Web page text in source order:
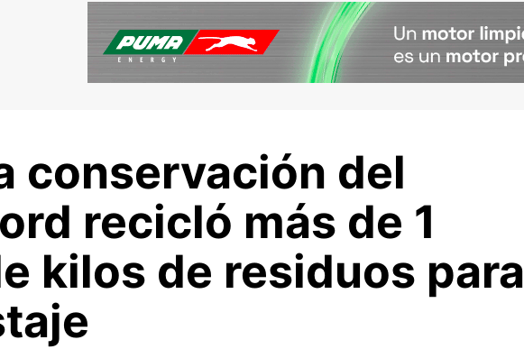
conservación del
recicló más de 1
kilos de residuos para